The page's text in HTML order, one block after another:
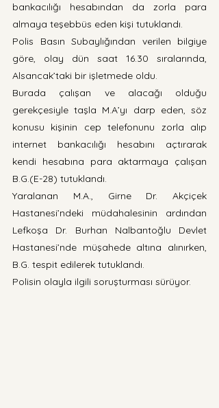
bankacılığı hesabından da zorla para
almaya teşebbüs eden kişi tutuklandı.
Polis Basın Subaylığından verilen bilgiye
göre, olay dün saat 16.30 sıralarında,
Alsancak’taki bir işletmede oldu.
Burada çalışan ve alacağı olduğu
gerekçesiyle taşla M.A’yı darp eden, söz
konusu kişinin cep telefonunu zorla alıp
internet bankacılığı hesabını açtırarak
kendi hesabına para aktarmaya çalışan
B.G.(E-28) tutuklandı.
Yaralanan M.A., Girne Dr. Akçiçek
Hastanesi’ndeki müdahalesinin ardından
Lefkoşa Dr. Burhan Nalbantoğlu Devlet
Hastanesi’nde müşahede altına alınırken,
B.G. tespit edilerek tutuklandı.
Polisin olayla ilgili soruşturması sürüyor.